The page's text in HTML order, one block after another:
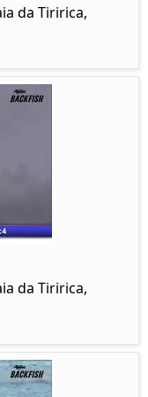
da Tiririca,
da Tiririca,